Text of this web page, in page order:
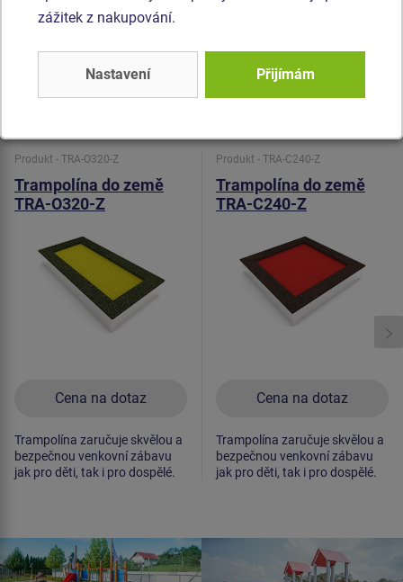
Tlumící povrch - je vyrobený ze speciální recyklované pryže
pro tlumí potenciálních pádů.
Produkt - TRA-O320-Z
Trampolína do země
TRA-O320-Z
Cena na dotaz
Trampolína zaručuje skvělou a
bezpečnou venkovní zábavu
jak pro děti, tak i pro dospělé.
Produkt - TRA-C240-Z
Trampolína do země
TRA-C240-Z
Cena na dotaz
Trampolína zaručuje skvělou a
bezpečnou venkovní zábavu
jak pro děti, tak i pro dospělé.
zážitek z nakupování.
Nastavení Přijímám